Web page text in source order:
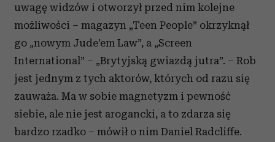
uwagę widzów i otworzył przed nim kolejne
możliwości – magazyn „Teen People” okrzyknął
go „nowym Jude’em Law”, a „Screen
International” – „Brytyjską gwiazdą jutra”. – Rob
jest jednym z tych aktorów, których od razu się
zauważa. Ma w sobie magnetyzm i pewność
siebie, ale nie jest arogancki, a to zdarza się
bardzo rzadko – mówił o nim Daniel Radcliffe.